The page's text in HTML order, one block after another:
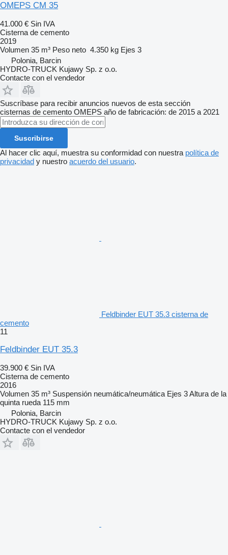
OMEPS CM 35
41.000 € Sin IVA
Cisterna de cemento
2019
Volumen 35 m³ Peso neto 4.350 kg Ejes 3
Polonia, Barcin
HYDRO-TRUCK Kujawy Sp. z o.o.
Contacte con el vendedor
Suscríbase para recibir anuncios nuevos de esta sección
cisternas de cemento OMEPS año de fabricación: de 2015 a 2021
Suscribirse
Al hacer clic aquí, muestra su conformidad con nuestra política de
privacidad y nuestro acuerdo del usuario.
Feldbinder EUT 35.3 cisterna de
cemento
11
Feldbinder EUT 35.3
39.900 € Sin IVA
Cisterna de cemento
2016
Volumen 35 m³ Suspensión neumática/neumática Ejes 3Altura de la
quinta rueda 115 mm
Polonia, Barcin
HYDRO-TRUCK Kujawy Sp. z o.o.
Contacte con el vendedor